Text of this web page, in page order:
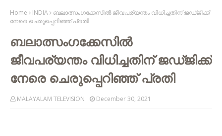
മാഗസിൻ പ്രകാശനം
Home INDIA
ബലാത്സംഗക്കേസിൽ ജീവപര്യന്തം വിധിച്ചതിന് ജഡ്ജിക്ക്
നേരെ ചെരുപ്പെറിഞ്ഞ് പ്രതി
ബലാത്സംഗക്കേസിൽ
ജീവപര്യന്തം വിധിച്ചതിന് ജഡ്ജിക്ക്
നേരെ ചെരുപ്പെറിഞ്ഞ് പ്രതി
MALAYALAM TELEVISION December 30, 2021